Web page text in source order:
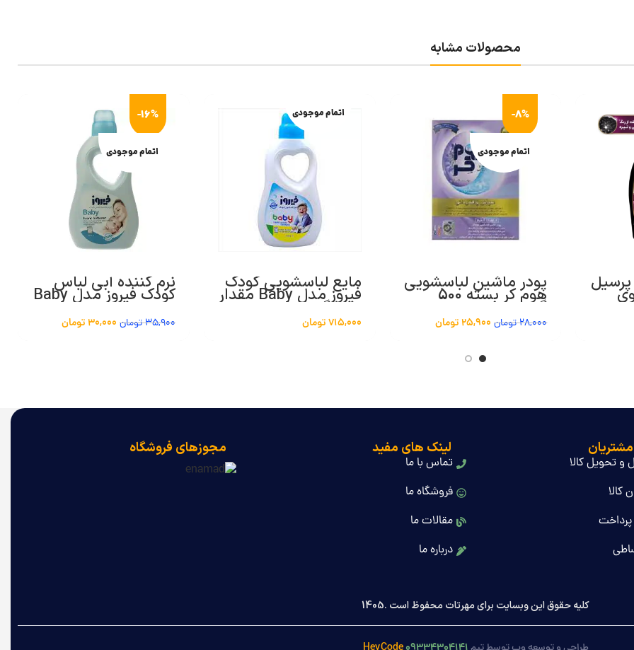
محصولات مشابه
-8%
اتمام موجودی
پودر ماشین لباسشویی
هوم کر بسته 500
گرمی
28,000تومان 25,900 تومان
اتمام موجودی
مایع لباسشویی کودک
فیروز مدل Baby مقدار
1000 گرم
715,000تومان
-16%
اتمام موجودی
نرم کننده آبی لباس
کودک فیروز مدل Baby
35,900تومان 30,000تومان
و تحویل کالا
کالا
لینک های مفید
تماس با ما
فروشگاه ما
مقالات ما
درباره ما
مجوزهای فروشگاه
کلیه حقوق این وبسایت برای مهرتات محفوظ است .1405